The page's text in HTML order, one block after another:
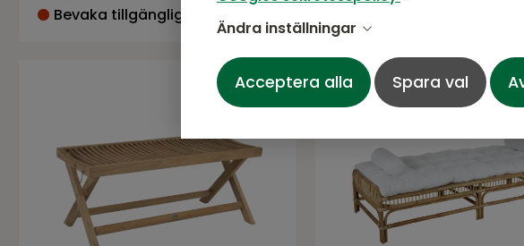
Ändra inställningar
Acceptera alla Spara val
Bevaka tillgänglighet